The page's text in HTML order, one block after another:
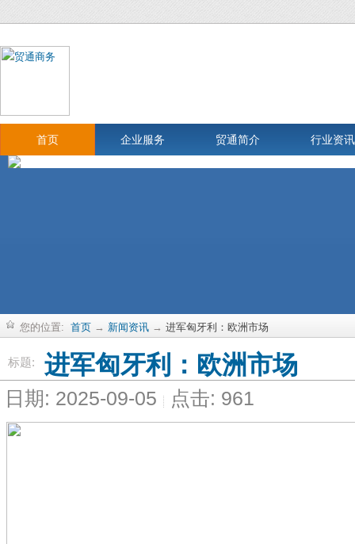
首页 企业服务 贸通简介 行业资讯
您的位置: 首页 → 新闻资讯 → 进军匈牙利：欧洲市场
标题: 进军匈牙利：欧洲市场
日期: 2025-09-05 点击: 961